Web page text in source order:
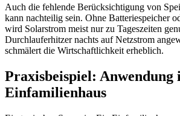
Auch die fehlende Berücksichtigung von
kann nachteilig sein. Ohne Batteriespeicher
wird Solarstrom meist nur zu Tageszeiten
Durchlauferhitzer nachts auf Netzstrom
schmälert die Wirtschaftlichkeit erheblich.
Praxisbeispiel: Anwendung
Einfamilienhaus